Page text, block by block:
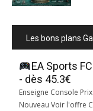
Les bons plans
EA Sports
- dès 45.3€
Enseigne Console
Nouveau Voir l'offre